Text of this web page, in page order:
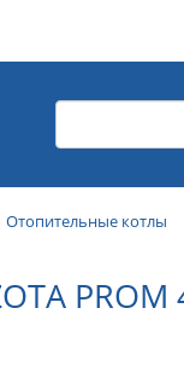
Отопительные котлы
PROM